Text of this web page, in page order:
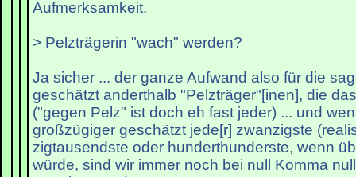
Aufmerksamkeit.
> Pelzträgerin "wach" werden?
Ja sicher ... der ganze Aufwand also für die
geschätzt anderthalb "Pelzträger"[inen], die
("gegen Pelz" ist doch eh fast jeder) ... und
großzügiger geschätzt jede[r] zwanzigste
zigtausendste oder hunderthunderste, wenn
würde, sind wir immer noch bei null Komma